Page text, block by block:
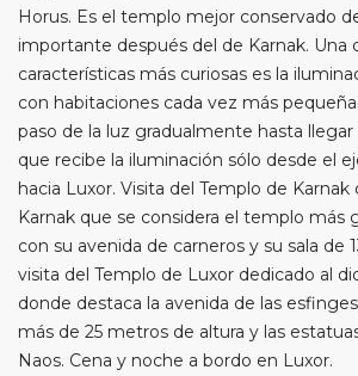
Horus. Es el templo mejor conservado
importante después del de Karnak. Una
características más curiosas es la
con habitaciones cada vez más
paso de la luz gradualmente hasta llegar
que recibe la iluminación sólo desde el
hacia Luxor. Visita del Templo de Karnak
Karnak que se considera el templo más
con su avenida de carneros y su sala de
visita del Templo de Luxor dedicado al
donde destaca la avenida de las
más de 25 metros de altura y las
Naos. Cena y noche a bordo en Luxor.